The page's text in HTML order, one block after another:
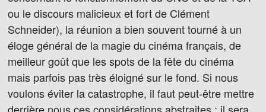
ou le discours malicieux et fort de Clément
Schneider), la réunion a bien souvent tourné à un
éloge général de la magie du cinéma français, de
meilleur goût que les spots de la fête du cinéma
mais parfois pas très éloigné sur le fond. Si nous
voulons éviter la catastrophe, il faut peut-être mettre